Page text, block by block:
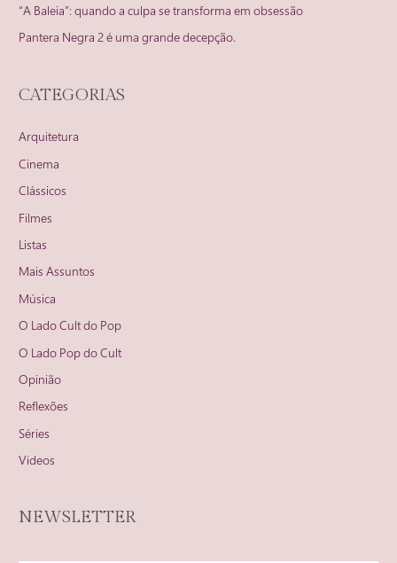
“A Baleia”: quando a culpa se transforma em obsessão
Pantera Negra 2 é uma grande decepção.
CATEGORIAS
Arquitetura
Cinema
Clássicos
Filmes
Listas
Mais Assuntos
Música
O Lado Cult do Pop
O Lado Pop do Cult
Opinião
Reflexões
Séries
Videos
NEWSLETTER